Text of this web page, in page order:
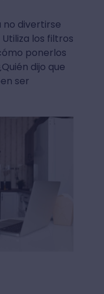
no divertirse
los filtros
ponerlos
dijo que
ser